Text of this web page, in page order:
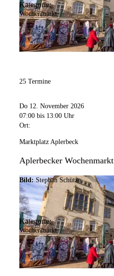
Kategorie:
Wochenmarkt
25 Termine
Do 12. November 2026
07:00 bis 13:00 Uhr
Ort:
Marktplatz Aplerbeck
Aplerbecker Wochenmarkt
Bild: Stephan Schütze
Kategorie:
Wochenmarkt